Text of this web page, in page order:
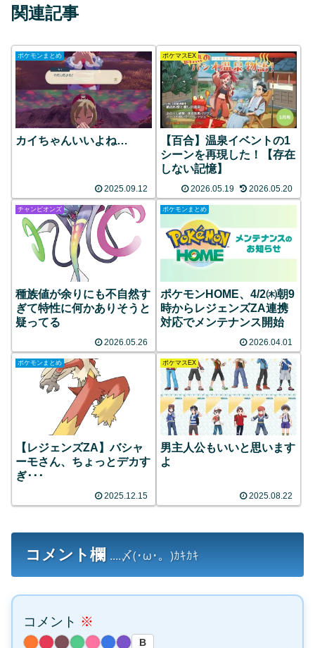
関連記事
ポケモンまとめ
カイちゃんいいよね…
2025.09.12
ポケマスEX
【百合】温泉イベントの1
シーンを再現した！【存在
しない記憶】
2026.05.19 2026.05.20
チャンピオンズ
種族値が余りにも不自然す
ぎて特性に何かありそうと
疑ってる
2026.05.26
ポケモンまとめ
ポケモンHOME、4/2㈭朝9
時からレジェンズZA連携
対応でメンテナンス開始
2026.04.01
ポケモンまとめ
【レジェンズZA】バシャ
ーモさん、ちょっとデカす
ぎ･･･
2025.12.15
ポケマスEX
男主人公もいいと思います
よ
2025.08.22
コメント欄 ....〆(･ω･。)ｶｷｶｷ
コメント ※
B